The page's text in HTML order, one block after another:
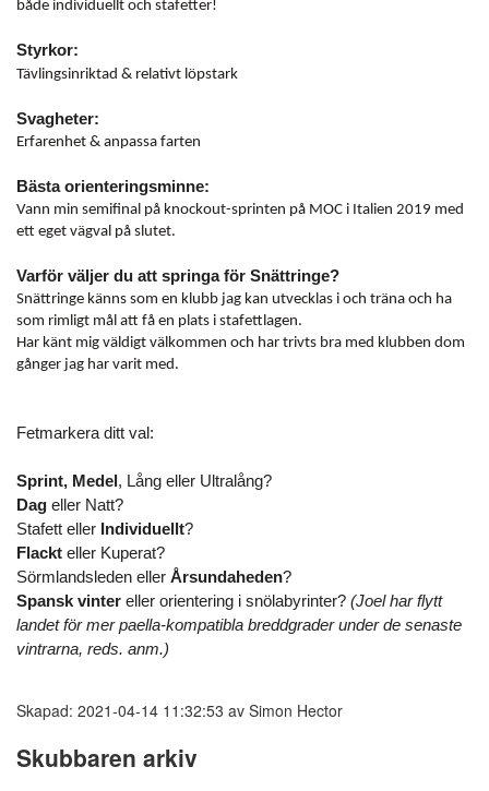
både individuellt och stafetter!
Styrkor:
Tävlingsinriktad & relativt löpstark
Svagheter:
Erfarenhet & anpassa farten
Bästa orienteringsminne:
Vann min semifinal på knockout-sprinten på MOC i Italien 2019 med
ett eget vägval på slutet.
Varför väljer du att springa för Snättringe?
Snättringe känns som en klubb jag kan utvecklas i och träna och ha
som rimligt mål att få en plats i stafettlagen.
Har känt mig väldigt välkommen och har trivts bra med klubben dom
gånger jag har varit med.
Fetmarkera ditt val:
Sprint, Medel , Lång eller Ultralång?
Dag eller Natt?
Stafett eller Individuellt?
Flackt eller Kuperat?
Sörmlandsleden eller Årsundaheden?
Spansk vinter eller orientering i snölabyrinter? (Joel har flytt
landet för mer paella-kompatibla breddgrader under de senaste
vintrarna, reds. anm.)
Skapad: 2021-04-14 11:32:53 av Simon Hector
Skubbaren arkiv